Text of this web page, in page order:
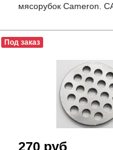
мясорубок Cameron.
Под заказ
270 руб